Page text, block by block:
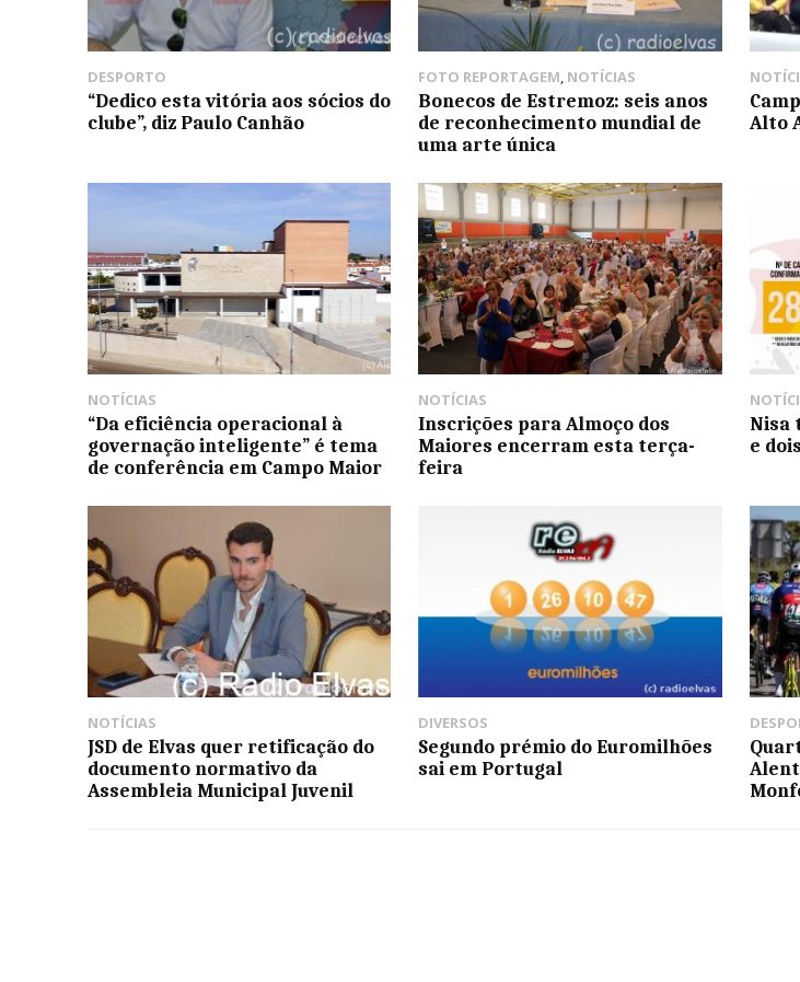
DESPORTO
“Dedico esta vitória aos sócios do
clube”, diz Paulo Canhão
FOTO REPORTAGEM, NOTÍCIAS
Bonecos de Estremoz: seis anos
de reconhecimento mundial de
uma arte única
Alto
NOTÍCIAS
“Da eficiência operacional à
governação inteligente” é tema
de conferência em Campo Maior
NOTÍCIAS
Inscrições para Almoço dos
Maiores encerram esta terça-
feira
Nisa
e
NOTÍCIAS
JSD de Elvas quer retificação do
documento normativo da
Assembleia Municipal Juvenil
DIVERSOS
Segundo prémio do Euromilhões
sai em Portugal